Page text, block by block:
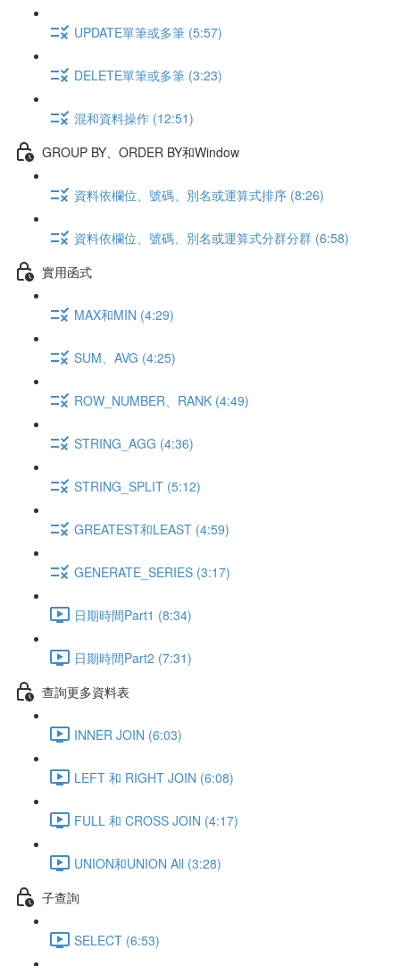
UPDATE單筆或多筆 (5:57)
DELETE單筆或多筆 (3:23)
混和資料操作 (12:51)
GROUP BY、ORDER BY和Window
資料依欄位、號碼、別名或運算式排序 (8:26)
資料依欄位、號碼、別名或運算式分群分群 (6:58)
實用函式
MAX和MIN (4:29)
SUM、AVG (4:25)
ROW_NUMBER、RANK (4:49)
STRING_AGG (4:36)
STRING_SPLIT (5:12)
GREATEST和LEAST (4:59)
GENERATE_SERIES (3:17)
日期時間Part1 (8:34)
日期時間Part2 (7:31)
查詢更多資料表
INNER JOIN (6:03)
LEFT 和 RIGHT JOIN (6:08)
FULL 和 CROSS JOIN (4:17)
UNION和UNION All (3:28)
子查詢
SELECT (6:53)